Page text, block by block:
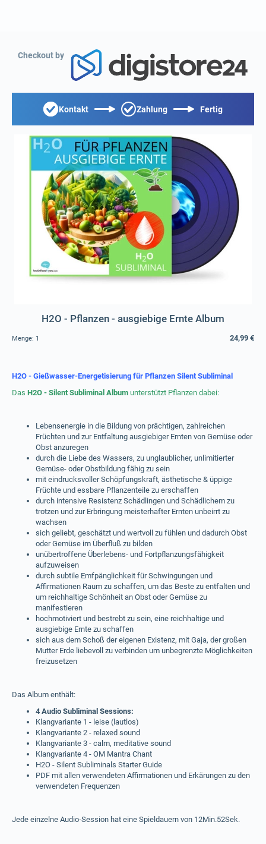
Checkout by
Kontakt Zahlung Fertig
H2O - Pflanzen - ausgiebige Ernte Album
Menge: 1 24,99 €
H2O - Gießwasser-Energetisierung für Pflanzen Silent Subliminal
Das H2O - Silent Subliminal Album unterstützt Pflanzen dabei:
Lebensenergie in die Bildung von prächtigen, zahlreichen
Früchten und zur Entfaltung ausgiebiger Ernten von Gemüse oder
Obst anzuregen
durch die Liebe des Wassers, zu unglaublicher, unlimitierter
Gemüse- oder Obstbildung fähig zu sein
mit eindrucksvoller Schöpfungskraft, ästhetische & üppige
Früchte und essbare Pflanzenteile zu erschaffen
durch intensive Resistenz Schädlingen und Schädlichem zu
trotzen und zur Erbringung meisterhafter Ernten unbeirrt zu
wachsen
sich geliebt, geschätzt und wertvoll zu fühlen und dadurch Obst
oder Gemüse im Überfluß zu bilden
unübertroffene Überlebens- und Fortpflanzungsfähigkeit
aufzuweisen
durch subtile Emfpänglichkeit für Schwingungen und
Affirmationen Raum zu schaffen, um das Beste zu entfalten und
um reichhaltige Schönheit an Obst oder Gemüse zu
manifestieren
hochmotiviert und bestrebt zu sein, eine reichhaltige und
ausgiebige Ernte zu schaffen
sich aus dem Schoß der eigenen Existenz, mit Gaja, der großen
Mutter Erde liebevoll zu verbinden um unbegrenzte Möglichkeiten
freizusetzen
Das Album enthält:
4 Audio Subliminal Sessions:
Klangvariante 1 - leise (lautlos)
Klangvariante 2 - relaxed sound
Klangvariante 3 - calm, meditative sound
Klangvariante 4 - OM Mantra Chant
H2O - Silent Subliminals Starter Guide
PDF mit allen verwendeten Affirmationen und Erkärungen zu den
verwendeten Frequenzen
Jede einzelne Audio-Session hat eine Spieldauern von 12Min.52Sek.